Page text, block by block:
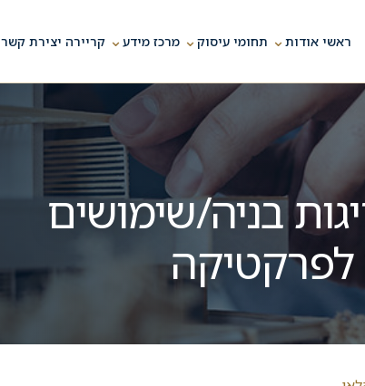
ראשי אודות⌄ תחומי עיסוק⌄ מרכז מידע⌄ קריירה יצירת קשר
בניה/שימושים
לפרקטיקה